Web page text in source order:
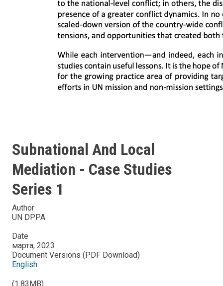
Subnational And Local
Mediation - Case Studies
Series 1
Author
UN DPPA
Date
марта, 2023
Document Versions (PDF Download)
English
(1.83MB)